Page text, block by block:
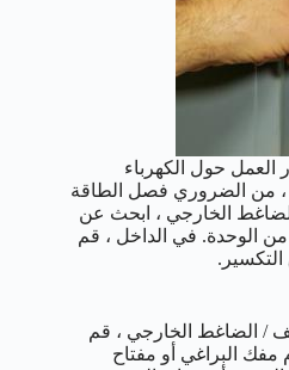
العمل حول الكهرباء
، من الضروري فصل الطاقة
الخارجي ، ابحث عن
الوحدة. في الداخل ، قم
/ الضاغط الخارجي ، قم
مفك البراغي أو مفتاح